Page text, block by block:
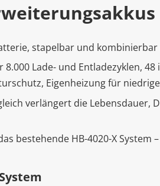
stapelbar und
8.000 Lade- und Entladezyklen,
Eigenheizung für
verlängert die Lebensdauer,
bestehende HB-4020-X